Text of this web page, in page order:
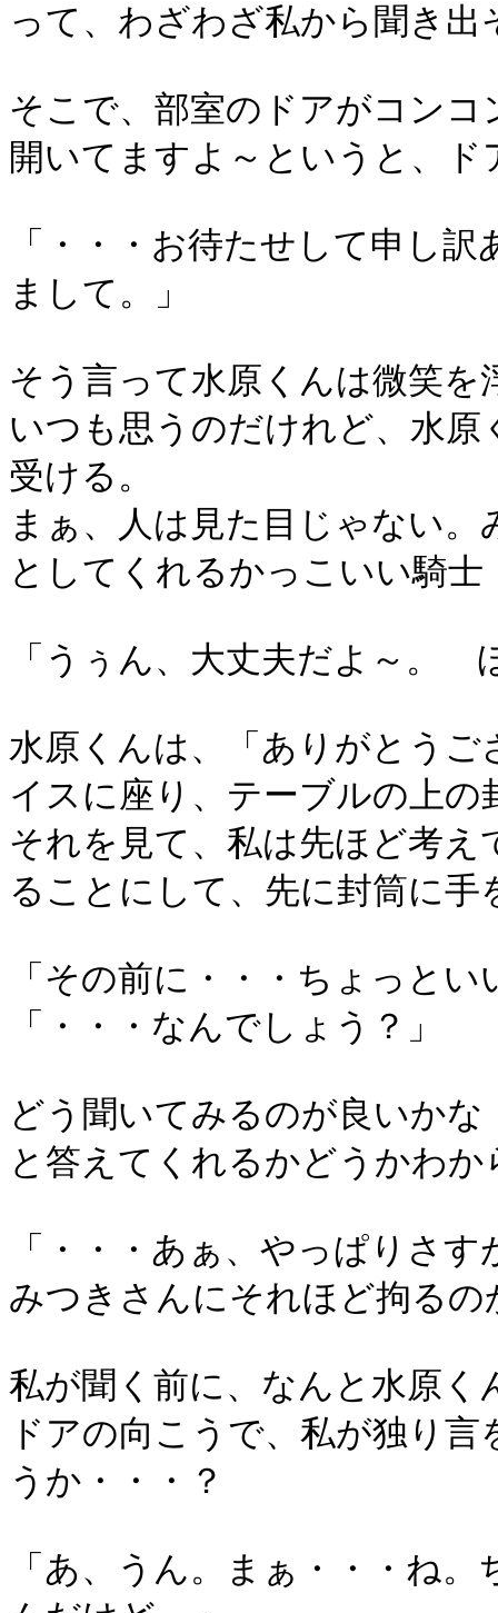
って、わざわざ私から聞き出
そこで、部室のドアがコン
開いてますよ～というと、
「・・・お待たせして申し
まして。」
そう言って水原くんは微笑を
いつも思うのだけれど、水
受ける。
まぁ、人は見た目じゃない
としてくれるかっこいい騎
「うぅん、大丈夫だよ～。
水原くんは、「ありがとう
イスに座り、テーブルの上
それを見て、私は先ほど考
ることにして、先に封筒に手
「その前に・・・ちょっとい
「・・・なんでしょう？」
どう聞いてみるのが良いか
と答えてくれるかどうかわか
「・・・あぁ、やっぱりさ
みつきさんにそれほど拘るの
私が聞く前に、なんと水原
ドアの向こうで、私が独り
うか・・・？
「あ、うん。まぁ・・・ね